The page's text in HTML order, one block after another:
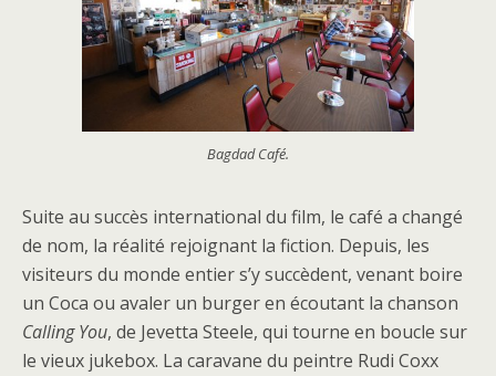
Bagdad Café.
Suite au succès international du film, le café a changé
de nom, la réalité rejoignant la fiction. Depuis, les
visiteurs du monde entier s’y succèdent, venant boire
un Coca ou avaler un burger en écoutant la chanson
Calling You, de Jevetta Steele, qui tourne en boucle sur
le vieux jukebox. La caravane du peintre Rudi Coxx